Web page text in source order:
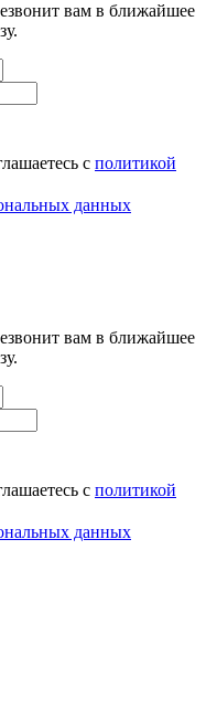
вам в ближайшее
с политикой
данных
вам в ближайшее
с политикой
данных